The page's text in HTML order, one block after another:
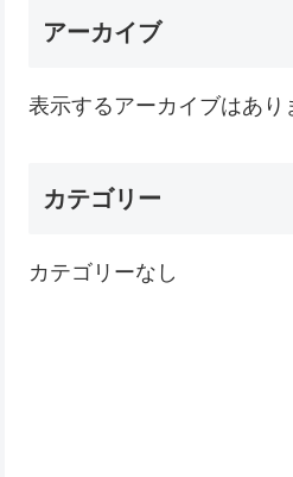
アーカイブ
表示するアーカイブはあり
カテゴリー
カテゴリーなし